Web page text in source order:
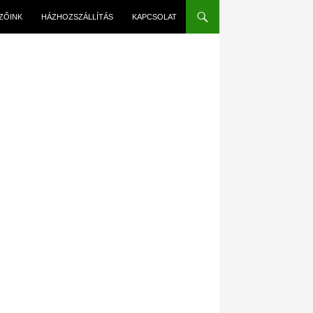
HÁZHOZSZÁLLÍTÁS KAPCSOLAT